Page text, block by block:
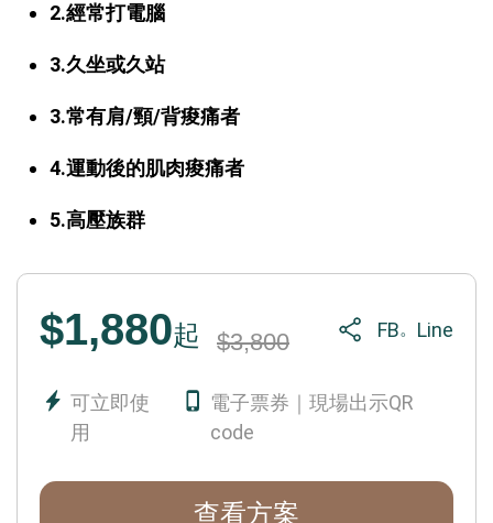
2.經常打電腦
3.久坐或久站
3.常有肩/頸/背痠痛者
4.運動後的肌肉痠痛者
5.高壓族群
$1,880起 $3,800 FB。 Line
可立即使
用
電子票券｜現場出示QR
code
查看方案